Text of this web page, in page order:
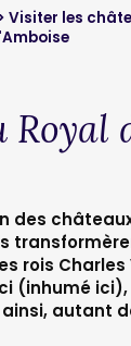
Visiter les
Royal
des
rois Charles
(inhumé
autant